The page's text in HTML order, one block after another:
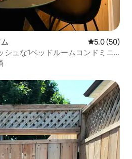
レビュー50
5.0 (50)
ュな1ベッドルームコンドミニ